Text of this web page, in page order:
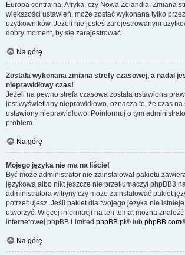
Europa centralna, Afryka, czy Nowa Zelandia. Zmiana
większości ustawień, może zostać wykonana tylko
użytkowników. Jeżeli nie jesteś zarejestrowanym
dobry moment, by się zarejestrować.
Na górę
Została wykonana zmiana strefy czasowej, a nadal
nieprawidłowy czas!
Jeżeli na pewno strefa czasowa została ustawiona
jest wyświetlany nieprawidłowo, oznacza to, że czas
ustawiony nieprawidłowo. Poinformuj o tym
problem.
Na górę
Mojego języka nie ma na liście!
Być może administrator nie zainstalował pakietu
językową albo nikt jeszcze nie przetłumaczył phpBB3
administratora witryny czy może zainstalować pakiet
potrzebujesz. Jeśli pakiet dla twojego języka nie
utworzyć. Więcej informacji na ten temat można
internetowej phpBB Limited phpBB.pl ® lub phpBB.com
Na górę